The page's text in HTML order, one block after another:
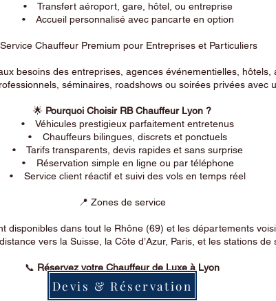
• Transfert aéroport, gare, hôtel, ou entreprise
• Accueil personnalisé avec pancarte en option
Chauffeur Premium pour Entreprises et Particuliers
besoins des entreprises, agences événementielles, hôtels,
séminaires, roadshows ou soirées privées avec
🌟 Pourquoi Choisir RB Chauffeur Lyon ?
• Véhicules prestigieux parfaitement entretenus
• Chauffeurs bilingues, discrets et ponctuels
• Tarifs transparents, devis rapides et sans surprise
• Réservation simple en ligne ou par téléphone
• Service client réactif et suivi des vols en temps réel
📍 Zones de service
disponibles dans tout le Rhône (69) et les départements
vers la Suisse, la Côte d’Azur, Paris, et les stations de
📞 Réservez votre Chauffeur de Luxe à Lyon
Devis & Réservation